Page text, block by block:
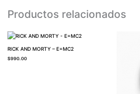
Productos relacionados
RICK AND MORTY – E=MC2
$990.00